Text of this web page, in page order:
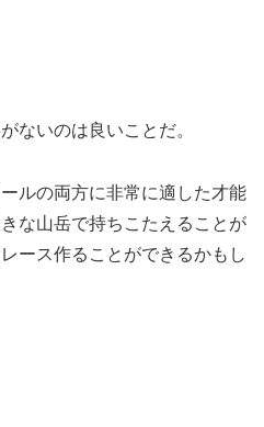
ないのは良いことだ。
ルの両方に非常に適した才能
な山岳で持ちこたえることが
ース作ることができるかもし